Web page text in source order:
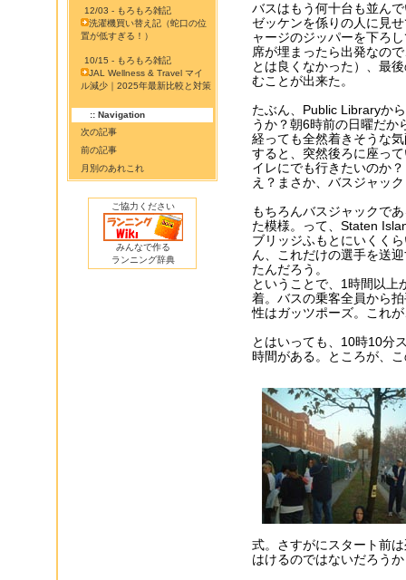
12/03 - もろもろ雑記
洗濯機買い替え記（蛇口の位
置が低すぎる！）
10/15 - もろもろ雑記
JAL Wellness & Travel マイ
ル減少｜2025年最新比較と対策
:: Navigation
次の記事
前の記事
月別のあれこれ
ご協力ください
みんなで作る
ランニング辞典
バスはもう何十台も並ん
ゼッケンを係りの人に見
ャージのジッパーを下ろ
席が埋まったら出発なの
とは良くなかった）、最
むことが出来た。
たぶん、Public Libraryか
うか？朝6時前の日曜だか
経っても全然着きそうな
すると、突然後ろに座っ
イレにでも行きたいのか
え？まさか、バスジャッ
もちろんバスジャックで
た模様。って、Staten
ブリッジふもとにいくく
ん、これだけの選手を送
たんだろう。
ということで、1時間以上
着。バスの乗客全員から
性はガッツポーズ。これ
とはいっても、10時10分
時間がある。ところが、
式。さすがにスタート前
はけるのではないだろう